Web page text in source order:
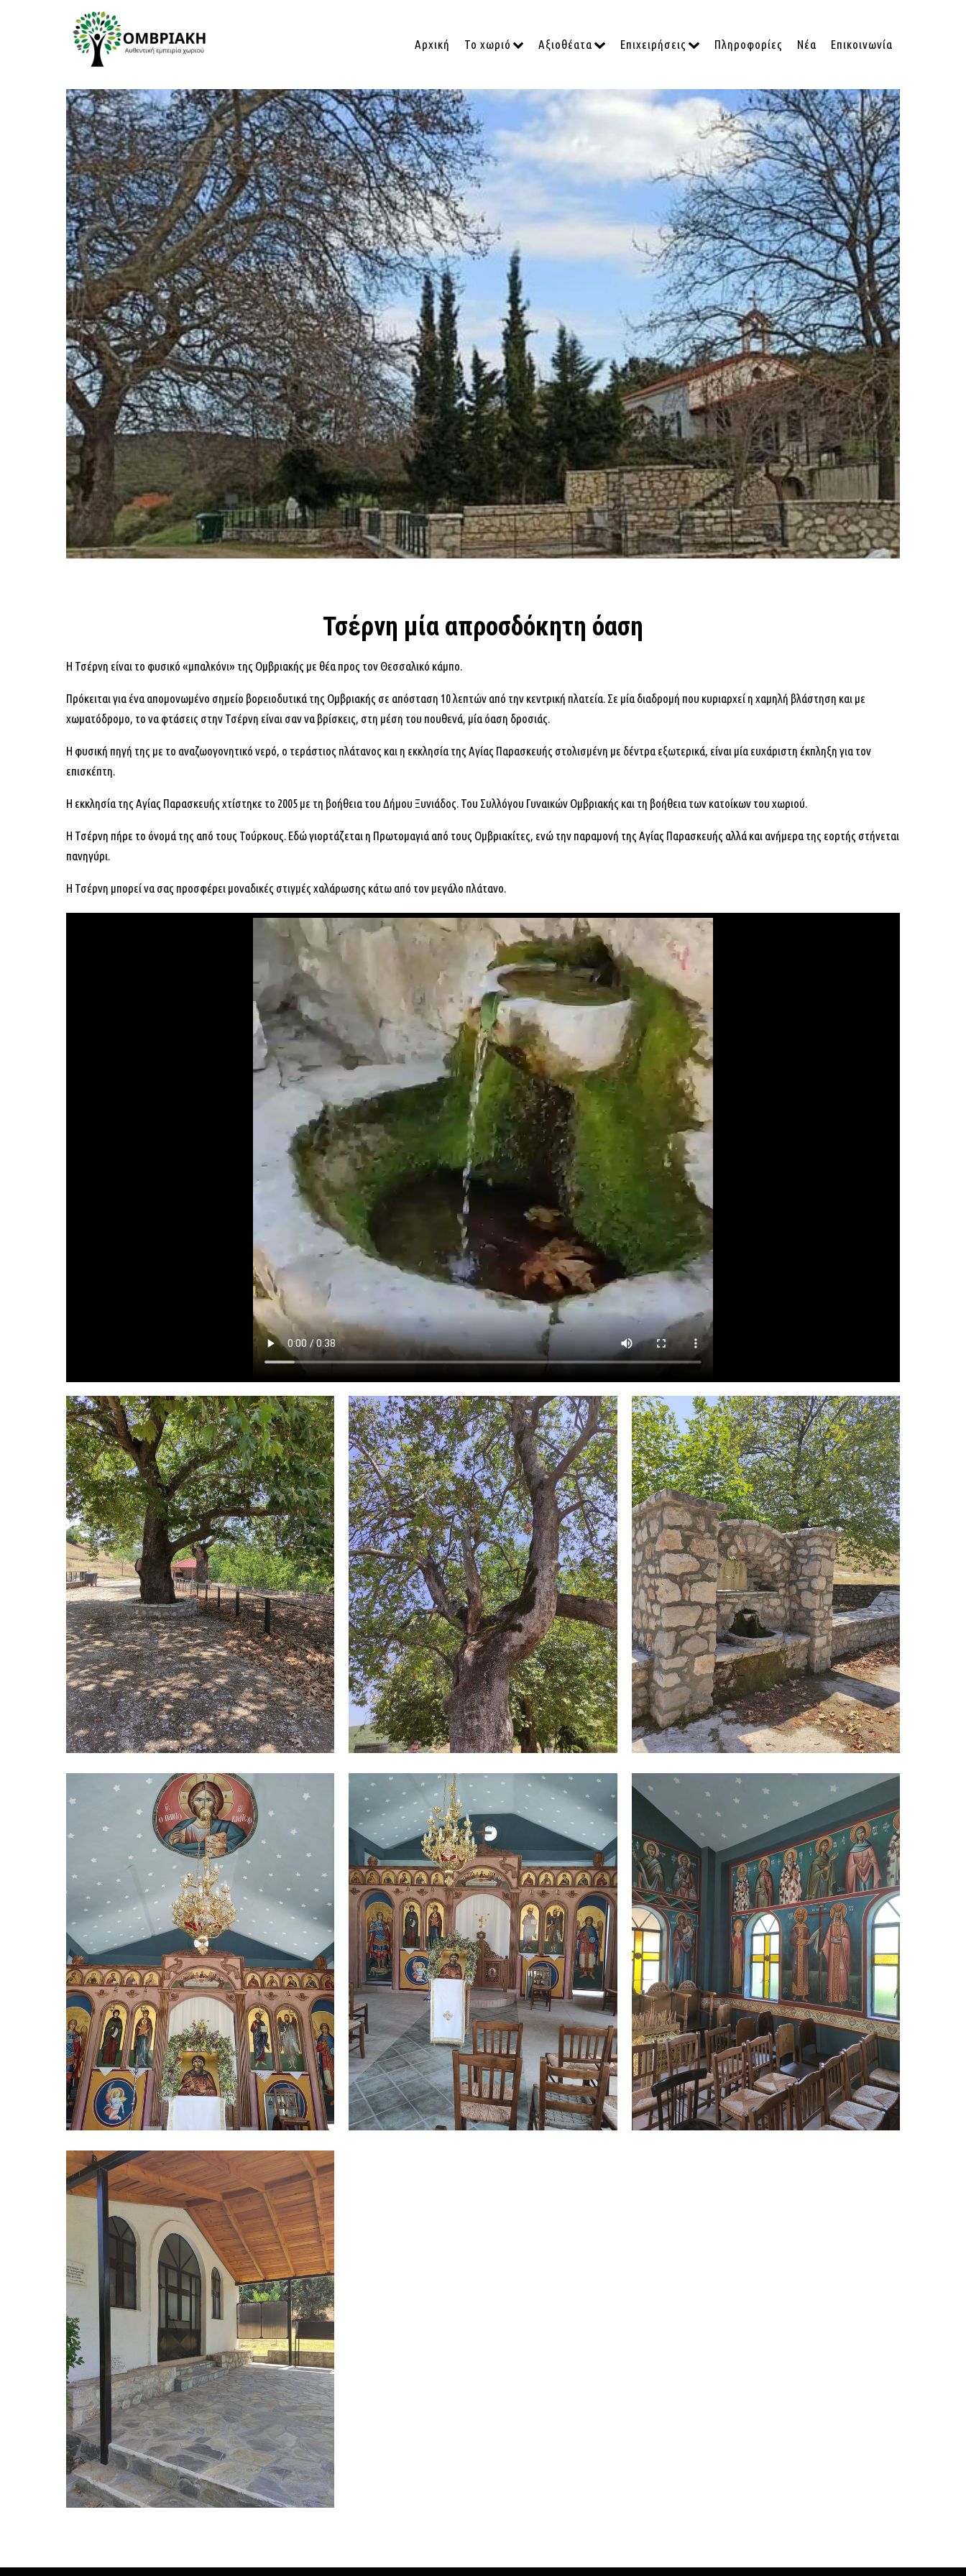
Αρχική Το χωριό Αξιοθέατα Επιχειρήσεις Πληροφορίες Νέα Επικοινωνία
Τσέρνη μία απροσδόκητη όαση
Η Τσέρνη είναι το φυσικό «μπαλκόνι» της Ομβριακής με θέα προς τον Θεσσαλικό κάμπο.
Πρόκειται για ένα απομονωμένο σημείο βορειοδυτικά της Ομβριακής σε απόσταση 10 λεπτών από την κεντρική πλατεία. Σε μία διαδρομή που κυριαρχεί η χαμηλή βλάστηση και με
χωματόδρομο, το να φτάσεις στην Τσέρνη είναι σαν να βρίσκεις, στη μέση του πουθενά, μία όαση δροσιάς.
Η φυσική πηγή της με το αναζωογονητικό νερό, ο τεράστιος πλάτανος και η εκκλησία της Αγίας Παρασκευής στολισμένη με δέντρα εξωτερικά, είναι μία ευχάριστη έκπληξη για τον
επισκέπτη.
Η εκκλησία της Αγίας Παρασκευής χτίστηκε το 2005 με τη βοήθεια του Δήμου Ξυνιάδος. Του Συλλόγου Γυναικών Ομβριακής και τη βοήθεια των κατοίκων του χωριού.
Η Τσέρνη πήρε το όνομά της από τους Τούρκους. Εδώ γιορτάζεται η Πρωτομαγιά από τους Ομβριακίτες, ενώ την παραμονή της Αγίας Παρασκευής αλλά και ανήμερα της εορτής στήνεται
πανηγύρι.
Η Τσέρνη μπορεί να σας προσφέρει μοναδικές στιγμές χαλάρωσης κάτω από τον μεγάλο πλάτανο.